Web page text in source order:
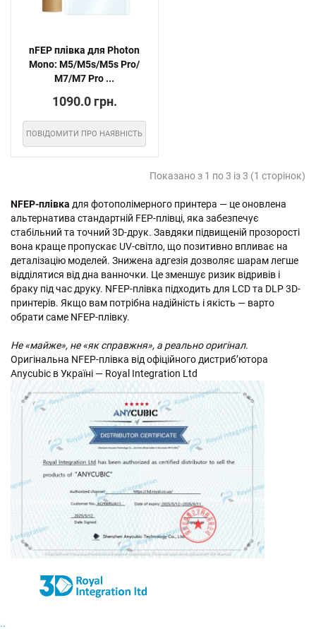
nFEP плівка для Photon
Mono: M5/M5s/M5s Pro/
M7/M7 Pro ...
1090.0 грн.
ПОВІДОМИТИ ПРО НАЯВНІСТЬ
Показано з 1 по 3 із 3 (1 сторінок)
NFEP-плівка для фотополімерного принтера — це оновлена
альтернатива стандартній FEP-плівці, яка забезпечує
стабільний та точний 3D-друк. Завдяки підвищеній прозорості
вона краще пропускає UV-світло, що позитивно впливає на
деталізацію моделей. Знижена адгезія дозволяє шарам легше
відділятися від дна ванночки. Це зменшує ризик відривів і
браку під час друку. NFEP-плівка підходить для LCD та DLP 3D-
принтерів. Якщо вам потрібна надійність і якість — варто
обрати саме NFEP-плівку.
Не «майже», не «як справжня», а реально оригінал.
Оригінальна NFEP-плівка від офіційного дистриб’ютора
Anycubic в Україні — Royal Integration Ltd
..